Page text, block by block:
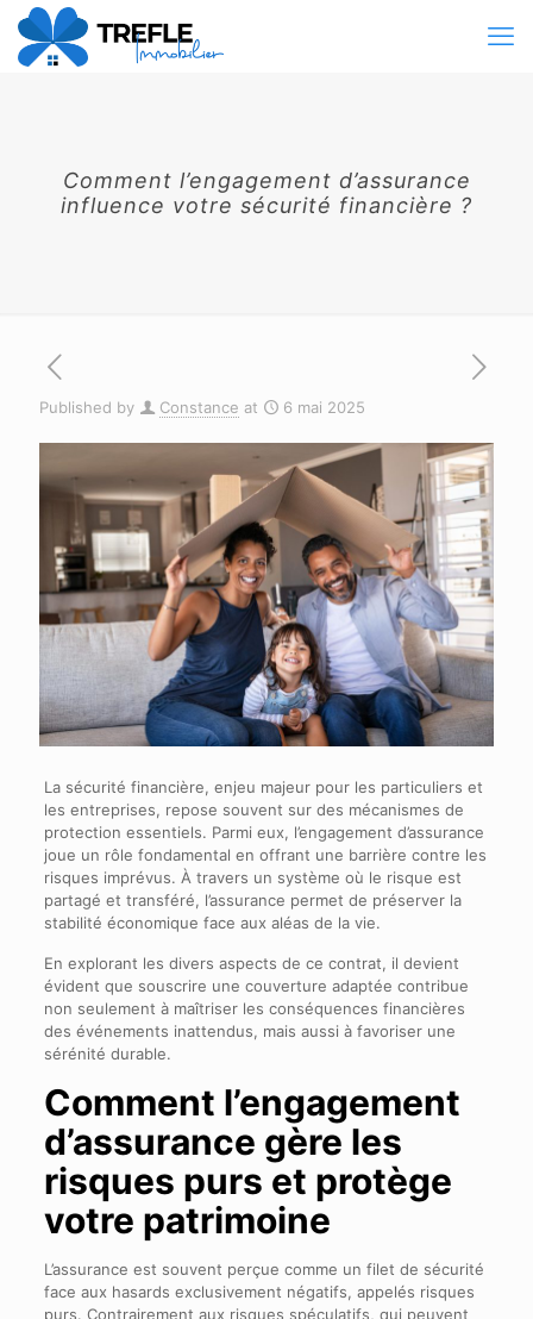
Comment l’engagement d’assurance
influence votre sécurité financière ?
Published by Constance at 6 mai 2025
La sécurité financière, enjeu majeur pour les particuliers et
les entreprises, repose souvent sur des mécanismes de
protection essentiels. Parmi eux, l’engagement d’assurance
joue un rôle fondamental en offrant une barrière contre les
risques imprévus. À travers un système où le risque est
partagé et transféré, l’assurance permet de préserver la
stabilité économique face aux aléas de la vie.
En explorant les divers aspects de ce contrat, il devient
évident que souscrire une couverture adaptée contribue
non seulement à maîtriser les conséquences financières
des événements inattendus, mais aussi à favoriser une
sérénité durable.
Comment l’engagement
d’assurance gère les
risques purs et protège
votre patrimoine
L’assurance est souvent perçue comme un filet de sécurité
face aux hasards exclusivement négatifs, appelés risques
purs. Contrairement aux risques spéculatifs, qui peuvent